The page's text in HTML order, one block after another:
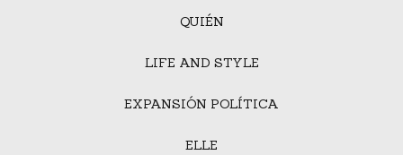
QUIÉN
LIFE AND STYLE
EXPANSIÓN POLÍTICA
ELLE